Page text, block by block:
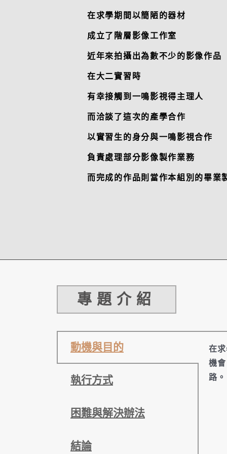
在求學期間以簡陋的器材
成立了階層影像工作室
近年來拍攝出為數不少的影像作品
在大二實習時
有幸接觸到一鳴影視得主理人
而洽談了這次的產學合作
以實習生的身分與一鳴影視合作
負責處理部分影像製作業務
而完成的作品則當作本組別的畢業
專題介紹
動機與目的
執行方式
困難與解決辦法
結論
在
機
路。